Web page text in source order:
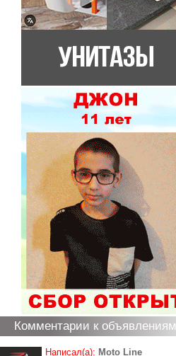
Комментарии к объявлениям
Написал(а): Moto Line